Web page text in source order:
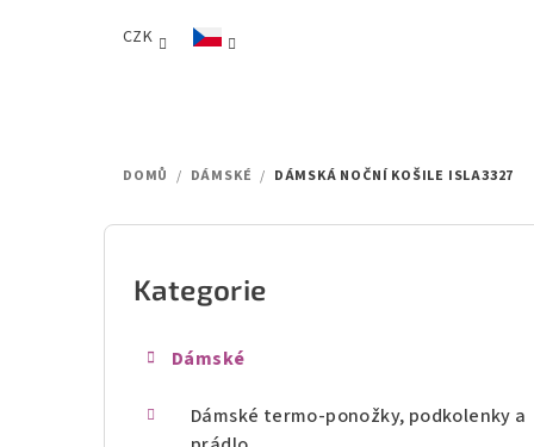
CZK
DOMŮ / DÁMSKÉ / DÁMSKÁ NOČNÍ KOŠILE ISLA3327
Přeskočit
kategorie
Kategorie
Dámské
Dámské termo-ponožky, podkolenky a